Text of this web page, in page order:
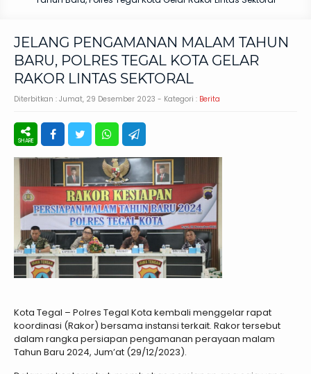
JELANG PENGAMANAN MALAM TAHUN
BARU, POLRES TEGAL KOTA GELAR
RAKOR LINTAS SEKTORAL
Diterbitkan : Jumat, 29 Desember 2023 - Kategori : Berita
Kota Tegal – Polres Tegal Kota kembali menggelar rapat
koordinasi (Rakor) bersama instansi terkait. Rakor tersebut
dalam rangka persiapan pengamanan perayaan malam
Tahun Baru 2024, Jum’at (29/12/2023).